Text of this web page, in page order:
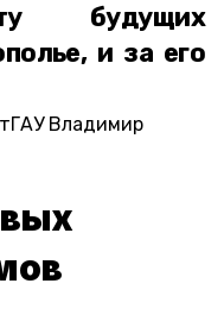
будущих
и за его
Владимир